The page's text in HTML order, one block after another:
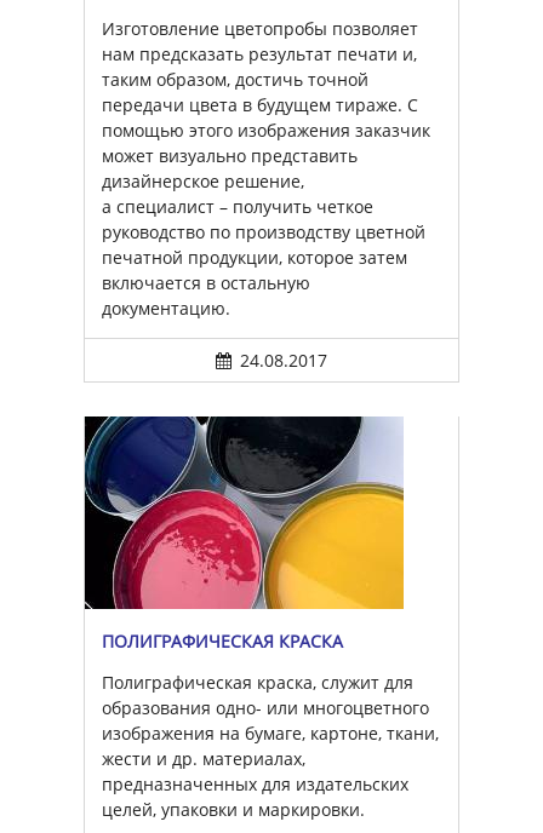
Изготовление цветопробы позволяет
нам предсказать результат печати и,
таким образом, достичь точной
передачи цвета в будущем тираже. С
помощью этого изображения заказчик
может визуально представить
дизайнерское решение,
а специалист – получить четкое
руководство по производству цветной
печатной продукции, которое затем
включается в остальную
документацию.
24.08.2017
ПОЛИГРАФИЧЕСКАЯ КРАСКА
Полиграфическая краска, служит для
образования одно- или многоцветного
изображения на бумаге, картоне, ткани,
жести и др. материалах,
предназначенных для издательских
целей, упаковки и маркировки.